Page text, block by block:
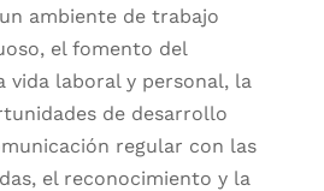
ambiente de trabajo
el fomento del
vida laboral y personal, la
de desarrollo
regular con las
el reconocimiento y la